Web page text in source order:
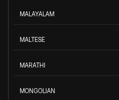
MALAYALAM
MALTESE
MARATHI
MONGOLIAN